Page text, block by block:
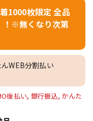
1000枚限定 全品
！※無くなり次第
WEB分割払い
後払い, 銀行振込, かんた